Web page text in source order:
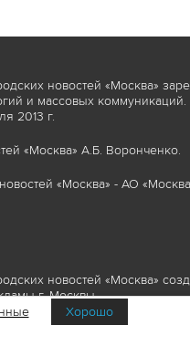
новостей «Москва»
и массовых коммуникаций.
2013 г.
«Москва» А.Б. Воронченко.
«Москва» - АО
новостей «Москва»
г. Москвы.
элементы,
Хорошо